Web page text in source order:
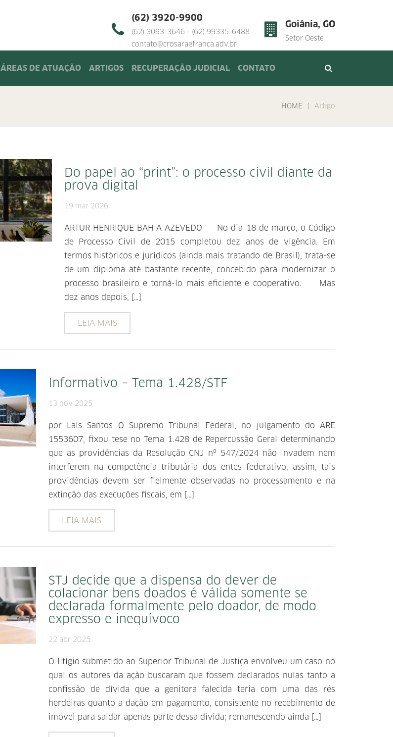
(62) 3920-9900
(62) 3093-3646 - (62) 99335-6488
contato@crosaraefranca.adv.br
Goiânia, GO
Setor Oeste
ÁREAS DE ATUAÇÃO ARTIGOS RECUPERAÇÃO JUDICIAL CONTATO
HOME | Artigo
Do papel ao “print”: o processo civil diante da
prova digital
19 mar 2026
ARTUR HENRIQUE BAHIA AZEVEDO No dia 18 de março, o Código
de Processo Civil de 2015 completou dez anos de vigência. Em
termos históricos e jurídicos (ainda mais tratando de Brasil), trata-se
de um diploma até bastante recente, concebido para modernizar o
processo brasileiro e torná-lo mais eficiente e cooperativo. Mas
dez anos depois, […]
LEIA MAIS
Informativo – Tema 1.428/STF
13 nov 2025
por Laís Santos O Supremo Tribunal Federal, no julgamento do ARE
1553607, fixou tese no Tema 1.428 de Repercussão Geral determinando
que as providências da Resolução CNJ nº 547/2024 não invadem nem
interferem na competência tributária dos entes federativo, assim, tais
providências devem ser fielmente observadas no processamento e na
extinção das execuções fiscais, em […]
LEIA MAIS
STJ decide que a dispensa do dever de
colacionar bens doados é válida somente se
declarada formalmente pelo doador, de modo
expresso e inequívoco
22 abr 2025
O litígio submetido ao Superior Tribunal de Justiça envolveu um caso no
qual os autores da ação buscaram que fossem declarados nulas tanto a
confissão de dívida que a genitora falecida teria com uma das rés
herdeiras quanto a dação em pagamento, consistente no recebimento de
imóvel para saldar apenas parte dessa dívida; remanescendo ainda […]